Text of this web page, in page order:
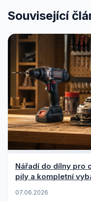
Související
Nářadí do dílny pro
pily a kompletní
07.06.2026